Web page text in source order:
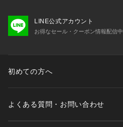
LINE公式アカウント
お得なセール・クーポン情報配信中
初めての方へ
よくある質問・お問い合わせ